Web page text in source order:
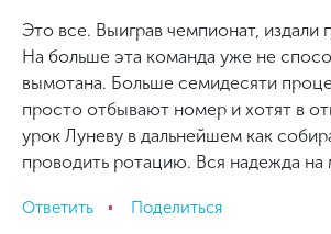
Это все. Выиграв чемпионат, издали
На больше эта команда уже не
вымотана. Больше семидесяти
просто отбывают номер и хотят в
урок Луневу в дальнейшем как
проводить ротацию. Вся надежда на
Ответить Поделиться